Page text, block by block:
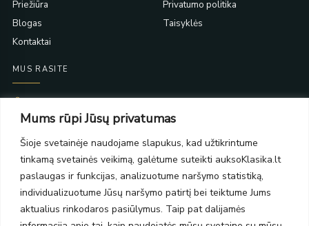
Mums rūpi Jūsų privatumas
Šioje svetainėje naudojame slapukus, kad užtikrintume
tinkamą svetainės veikimą, galėtume suteikti auksoKlasika.lt
paslaugas ir funkcijas, analizuotume naršymo statistiką,
individualizuotume Jūsų naršymo patirtį bei teiktume Jums
aktualius rinkodaros pasiūlymus. Taip pat dalijamės
Priežiūra
Blogas
Kontaktai
Privatumo politika
Taisyklės
MUS RASITE
PC Molas, Klaipėda
PC BIG 2, Klaipėda
Šilutės pl. 35
PC Banginis, Klaipėda
NAUJIENLAIŠKIS